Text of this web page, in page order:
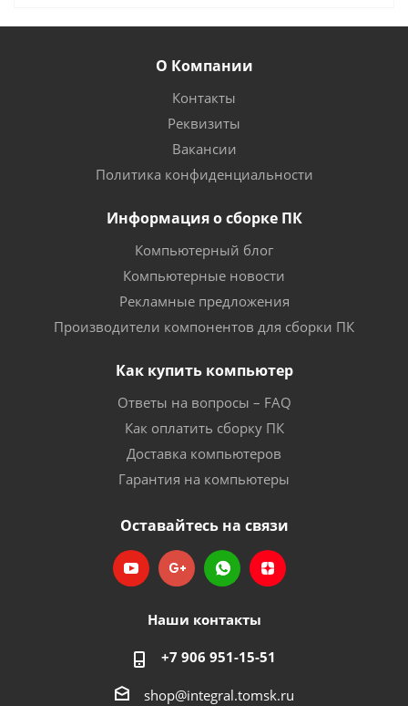
О Компании
Контакты
Реквизиты
Вакансии
Политика конфиденциальности
Информация о сборке ПК
Компьютерный блог
Компьютерные новости
Рекламные предложения
Производители компонентов для сборки ПК
Как купить компьютер
Ответы на вопросы – FAQ
Как оплатить сборку ПК
Доставка компьютеров
Гарантия на компьютеры
Оставайтесь на связи
Наши контакты
+7 906 951-15-51
shop@integral.tomsk.ru